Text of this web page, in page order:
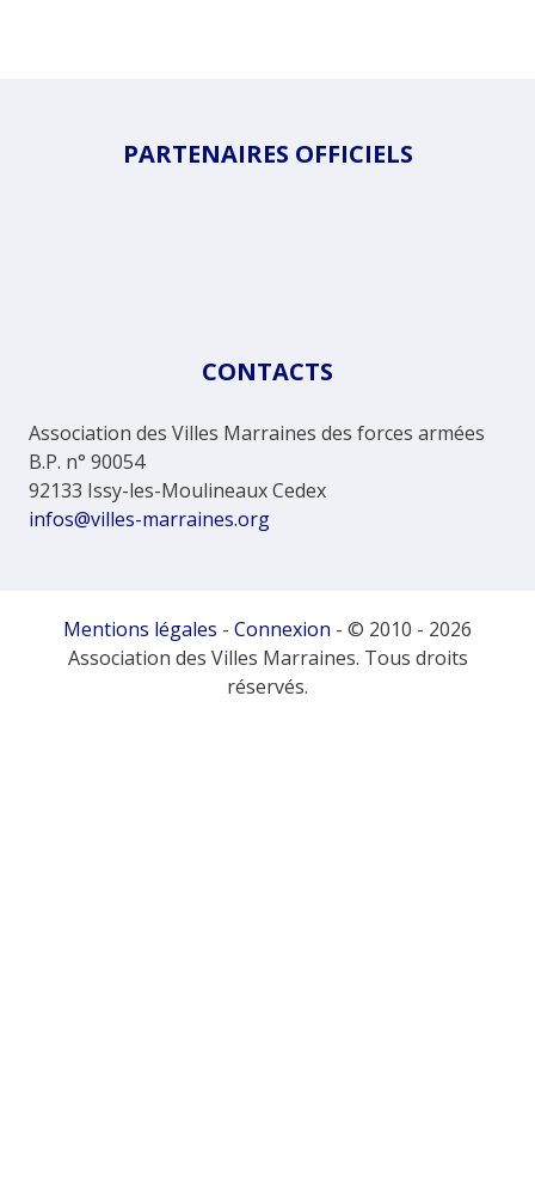
PARTENAIRES OFFICIELS
CONTACTS
Association des Villes Marraines des forces armées
B.P. n° 90054
92133 Issy-les-Moulineaux Cedex
infos@villes-marraines.org
Mentions légales - Connexion - © 2010 - 2026
Association des Villes Marraines. Tous droits
réservés.